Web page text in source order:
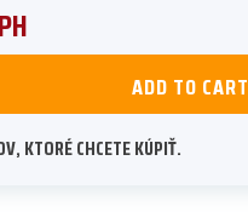
ADD TO CART
KTORÉ CHCETE KÚPIŤ.